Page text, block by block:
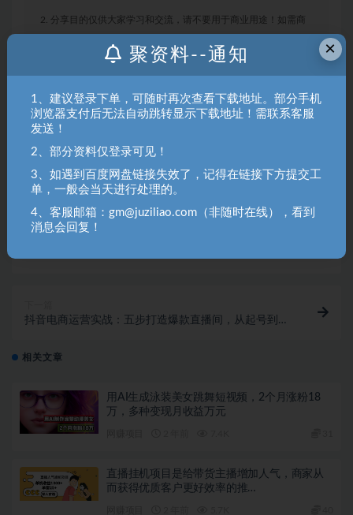
2. 分享目的仅供大家学习和交流，请不要用于商业用途！如需商
告，请联系站长QQ：250303228（邮箱：gm@juziliao.com）处
理！
中创网
抖音电商运营实战：五步打造爆款直播间，从起号到变
相关文章
用AI生成泳装美女跳舞短视频，2个月涨粉18
万，多种变现月收益万元
直播挂机项目是给带货主播增加人气，商家从
而获得优质客户更好效率的推…
×
聚资料--通知
1、建议登录下单，可随时再次查看下载地址。部分手机
浏览器支付后无法自动跳转显示下载地址！需联系客服
发送！
2、部分资料仅登录可见！
3、如遇到百度网盘链接失效了，记得在链接下方提交工
单，一般会当天进行处理的。
4、客服邮箱：gm@juziliao.com（非随时在线），看到
消息会回复！